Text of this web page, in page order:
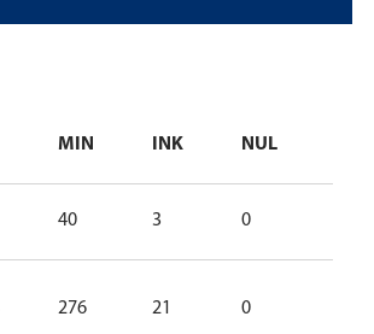
MIN INK NUL
40 3 0
276 21 0